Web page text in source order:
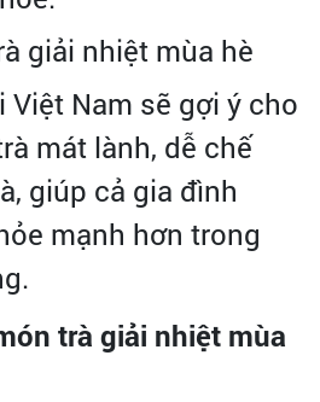
Việt Nam sẽ gợi ý cho
mát lành, dễ chế
giúp cả gia đình
mạnh hơn trong
trà giải nhiệt mùa